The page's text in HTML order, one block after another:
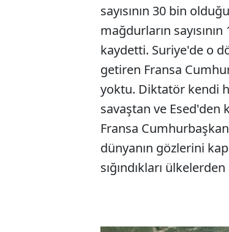
sayısının 30 bin
mağdurların
kaydetti. Suriye'de o
getiren Fransa
yoktu. Diktatör kendi
savaştan ve Esed'den
Fransa
dünyanın gözlerini
sığındıkları